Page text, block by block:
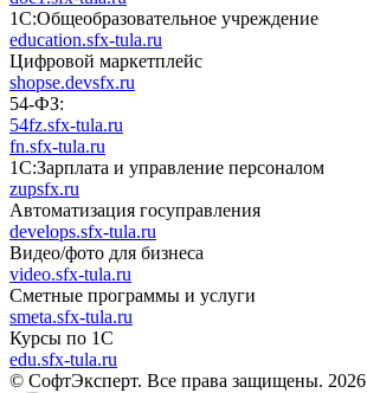
1С:Общеобразовательное учреждение
education.sfx-tula.ru
Цифровой маркетплейс
shopse.devsfx.ru
54-ФЗ:
54fz.sfx-tula.ru
fn.sfx-tula.ru
1С:Зарплата и управление персоналом
zupsfx.ru
Автоматизация госуправления
develops.sfx-tula.ru
Видео/фото для бизнеса
video.sfx-tula.ru
Сметные программы и услуги
smeta.sfx-tula.ru
Курсы по 1С
edu.sfx-tula.ru
© СофтЭксперт. Все права защищены. 2026